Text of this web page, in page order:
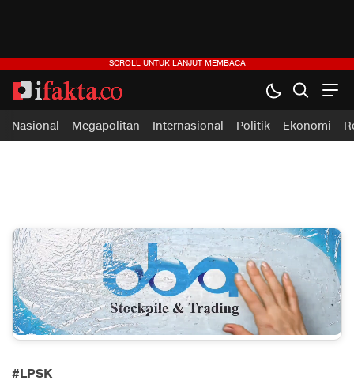
ifakta.co
#pastibenar
Nasional Megapolitan Internasional Politik Ekonomi
#LPSK